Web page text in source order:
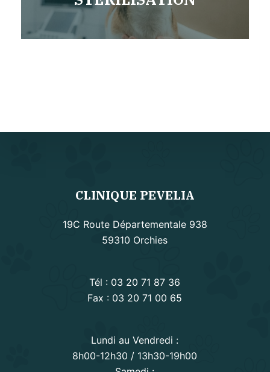
CLINIQUE PEVELIA
19C Route Départementale 938
59310 Orchies
Tél : 03 20 71 87 36
Fax : 03 20 71 00 65
Lundi au Vendredi :
8h00-12h30 / 13h30-19h00